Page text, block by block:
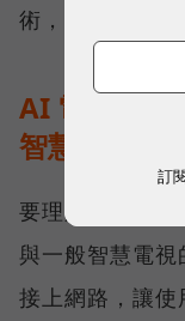
術，精準呈現
AI 電視是什
智慧電視
要理解 AI 電視
與一般智慧電
接上網路，讓
訂